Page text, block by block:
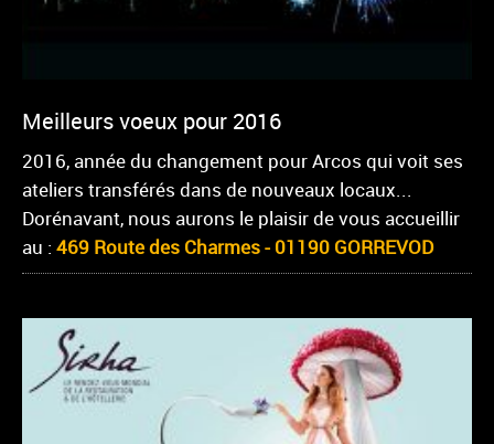
Meilleurs voeux pour 2016
2016, année du changement pour Arcos qui voit ses
ateliers transférés dans de nouveaux locaux...
Dorénavant, nous aurons le plaisir de vous accueillir
au : 469 Route des Charmes - 01190 GORREVOD